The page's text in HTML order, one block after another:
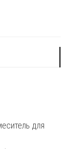
для